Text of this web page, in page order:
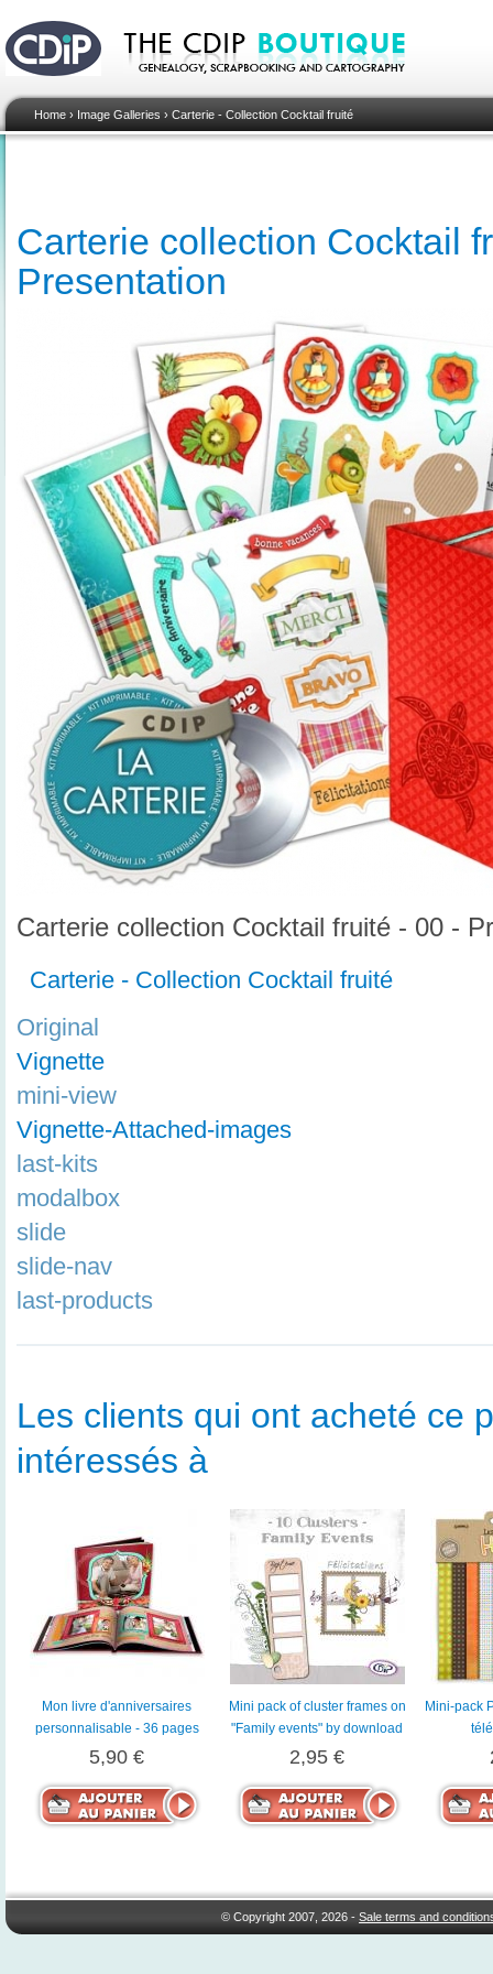
Home › Image Galleries › Carterie - Collection Cocktail fruité
Carterie collection Cocktail
Presentation
Carterie collection Cocktail fruité - 00 -
Carterie - Collection Cocktail fruité
Original
Vignette
mini-view
Vignette-Attached-images
last-kits
modalbox
slide
slide-nav
last-products
Les clients qui ont acheté ce
intéressés à
Mon livre d'anniversaires
personnalisable - 36 pages
5,90 €
Mini pack of cluster frames on
"Family events" by download
2,95 €
Mini-pack
© Copyright 2007, 2026 -Sale terms and